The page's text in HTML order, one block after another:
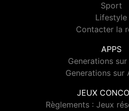
Sport
Lifestyle
Contacter la
APPS
Generations sur
Generations sur
JEUX
Règlements : Jeux